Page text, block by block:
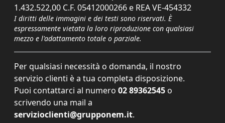
1.432.522,00 C.F. 05412000266 e REA VE-454332
I diritti delle immagini e dei testi sono riservati. È
espressamente vietata la loro riproduzione con qualsiasi
mezzo e l'adattamento totale o parziale.
Per qualsiasi necessità o domanda, il nostro
servizio clienti è a tua completa disposizione.
Puoi contattarci al numero 02 89362545 o
scrivendo una mail a
servizioclienti@grupponem.it.